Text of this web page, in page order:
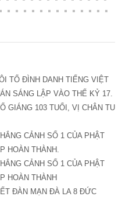
TỔ ĐÌNH DANH TIẾNG VIỆT
SÁNG LẬP VÀO THẾ KỶ 17.
GIÁNG 103 TUỔI, VỊ CHÂN TU
CẢNH SỐ 1 CỦA PHẬT
HOÀN THÀNH.
CẢNH SỐ 1 CỦA PHẬT
HOÀN THÀNH
ĐÀN MẠN ĐÀ LA 8 ĐỨC